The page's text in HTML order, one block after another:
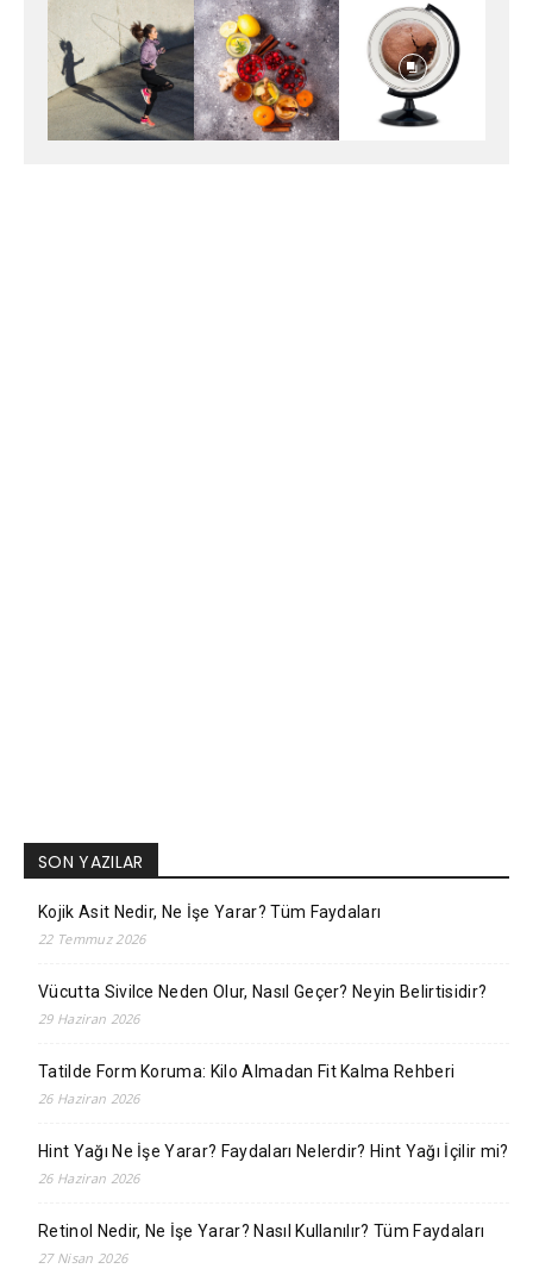
SON YAZILAR
Kojik Asit Nedir, Ne İşe Yarar? Tüm Faydaları
22 Temmuz 2026
Vücutta Sivilce Neden Olur, Nasıl Geçer? Neyin Belirtisidir?
29 Haziran 2026
Tatilde Form Koruma: Kilo Almadan Fit Kalma Rehberi
26 Haziran 2026
Hint Yağı Ne İşe Yarar? Faydaları Nelerdir? Hint Yağı İçilir mi?
26 Haziran 2026
Retinol Nedir, Ne İşe Yarar? Nasıl Kullanılır? Tüm Faydaları
27 Nisan 2026